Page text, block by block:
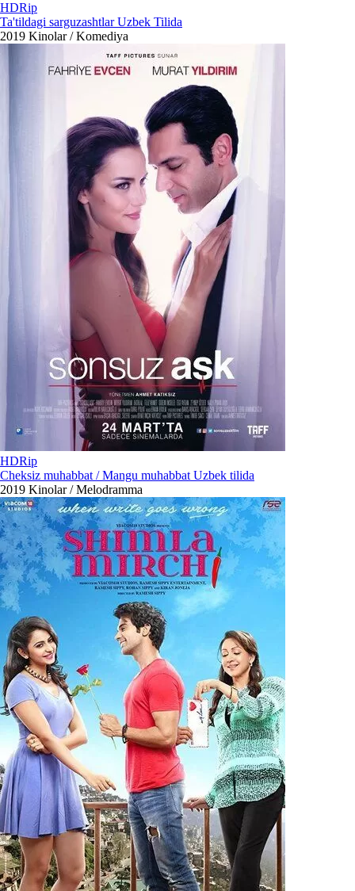
HDRip
Ta'tildagi sarguzashtlar Uzbek Tilida
2019 Kinolar / Komediya
HDRip
Cheksiz muhabbat / Mangu muhabbat Uzbek tilida
2019 Kinolar / Melodramma